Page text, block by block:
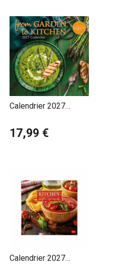
Calendrier 2027
Cuisine
17,99 €
Calendrier 2027